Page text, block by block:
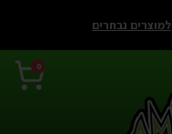
למוצרים נבחרים
0